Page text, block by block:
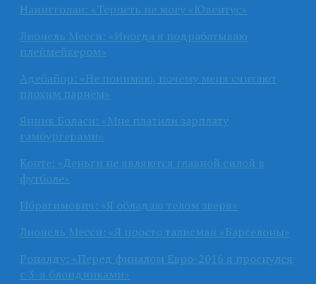
Наингголан: «Терпеть не могу «Ювентус»
Лионель Месси: «Иногда я подрабатываю
плеймейкером»
Адебайор: «Не понимаю, почему меня считают
плохим парнем»
Янник Боласи: «Мне платили зарплату
гамбургерами»
Конте: «Деньги не являются главной силой в
футболе»
Ибрагимович: «Я обладаю телом зверя»
Лионель Месси: «Я просто талисман «Барселоны»
Роналду: «Перед финалом Евро-2016 я проснулся
с 3-я блондинками»